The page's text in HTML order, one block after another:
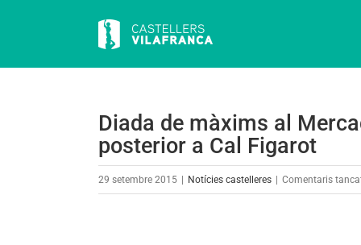
Diada de màxims al
posterior a Cal Figarot
29 setembre 2015 Notícies castelleres Comentaris